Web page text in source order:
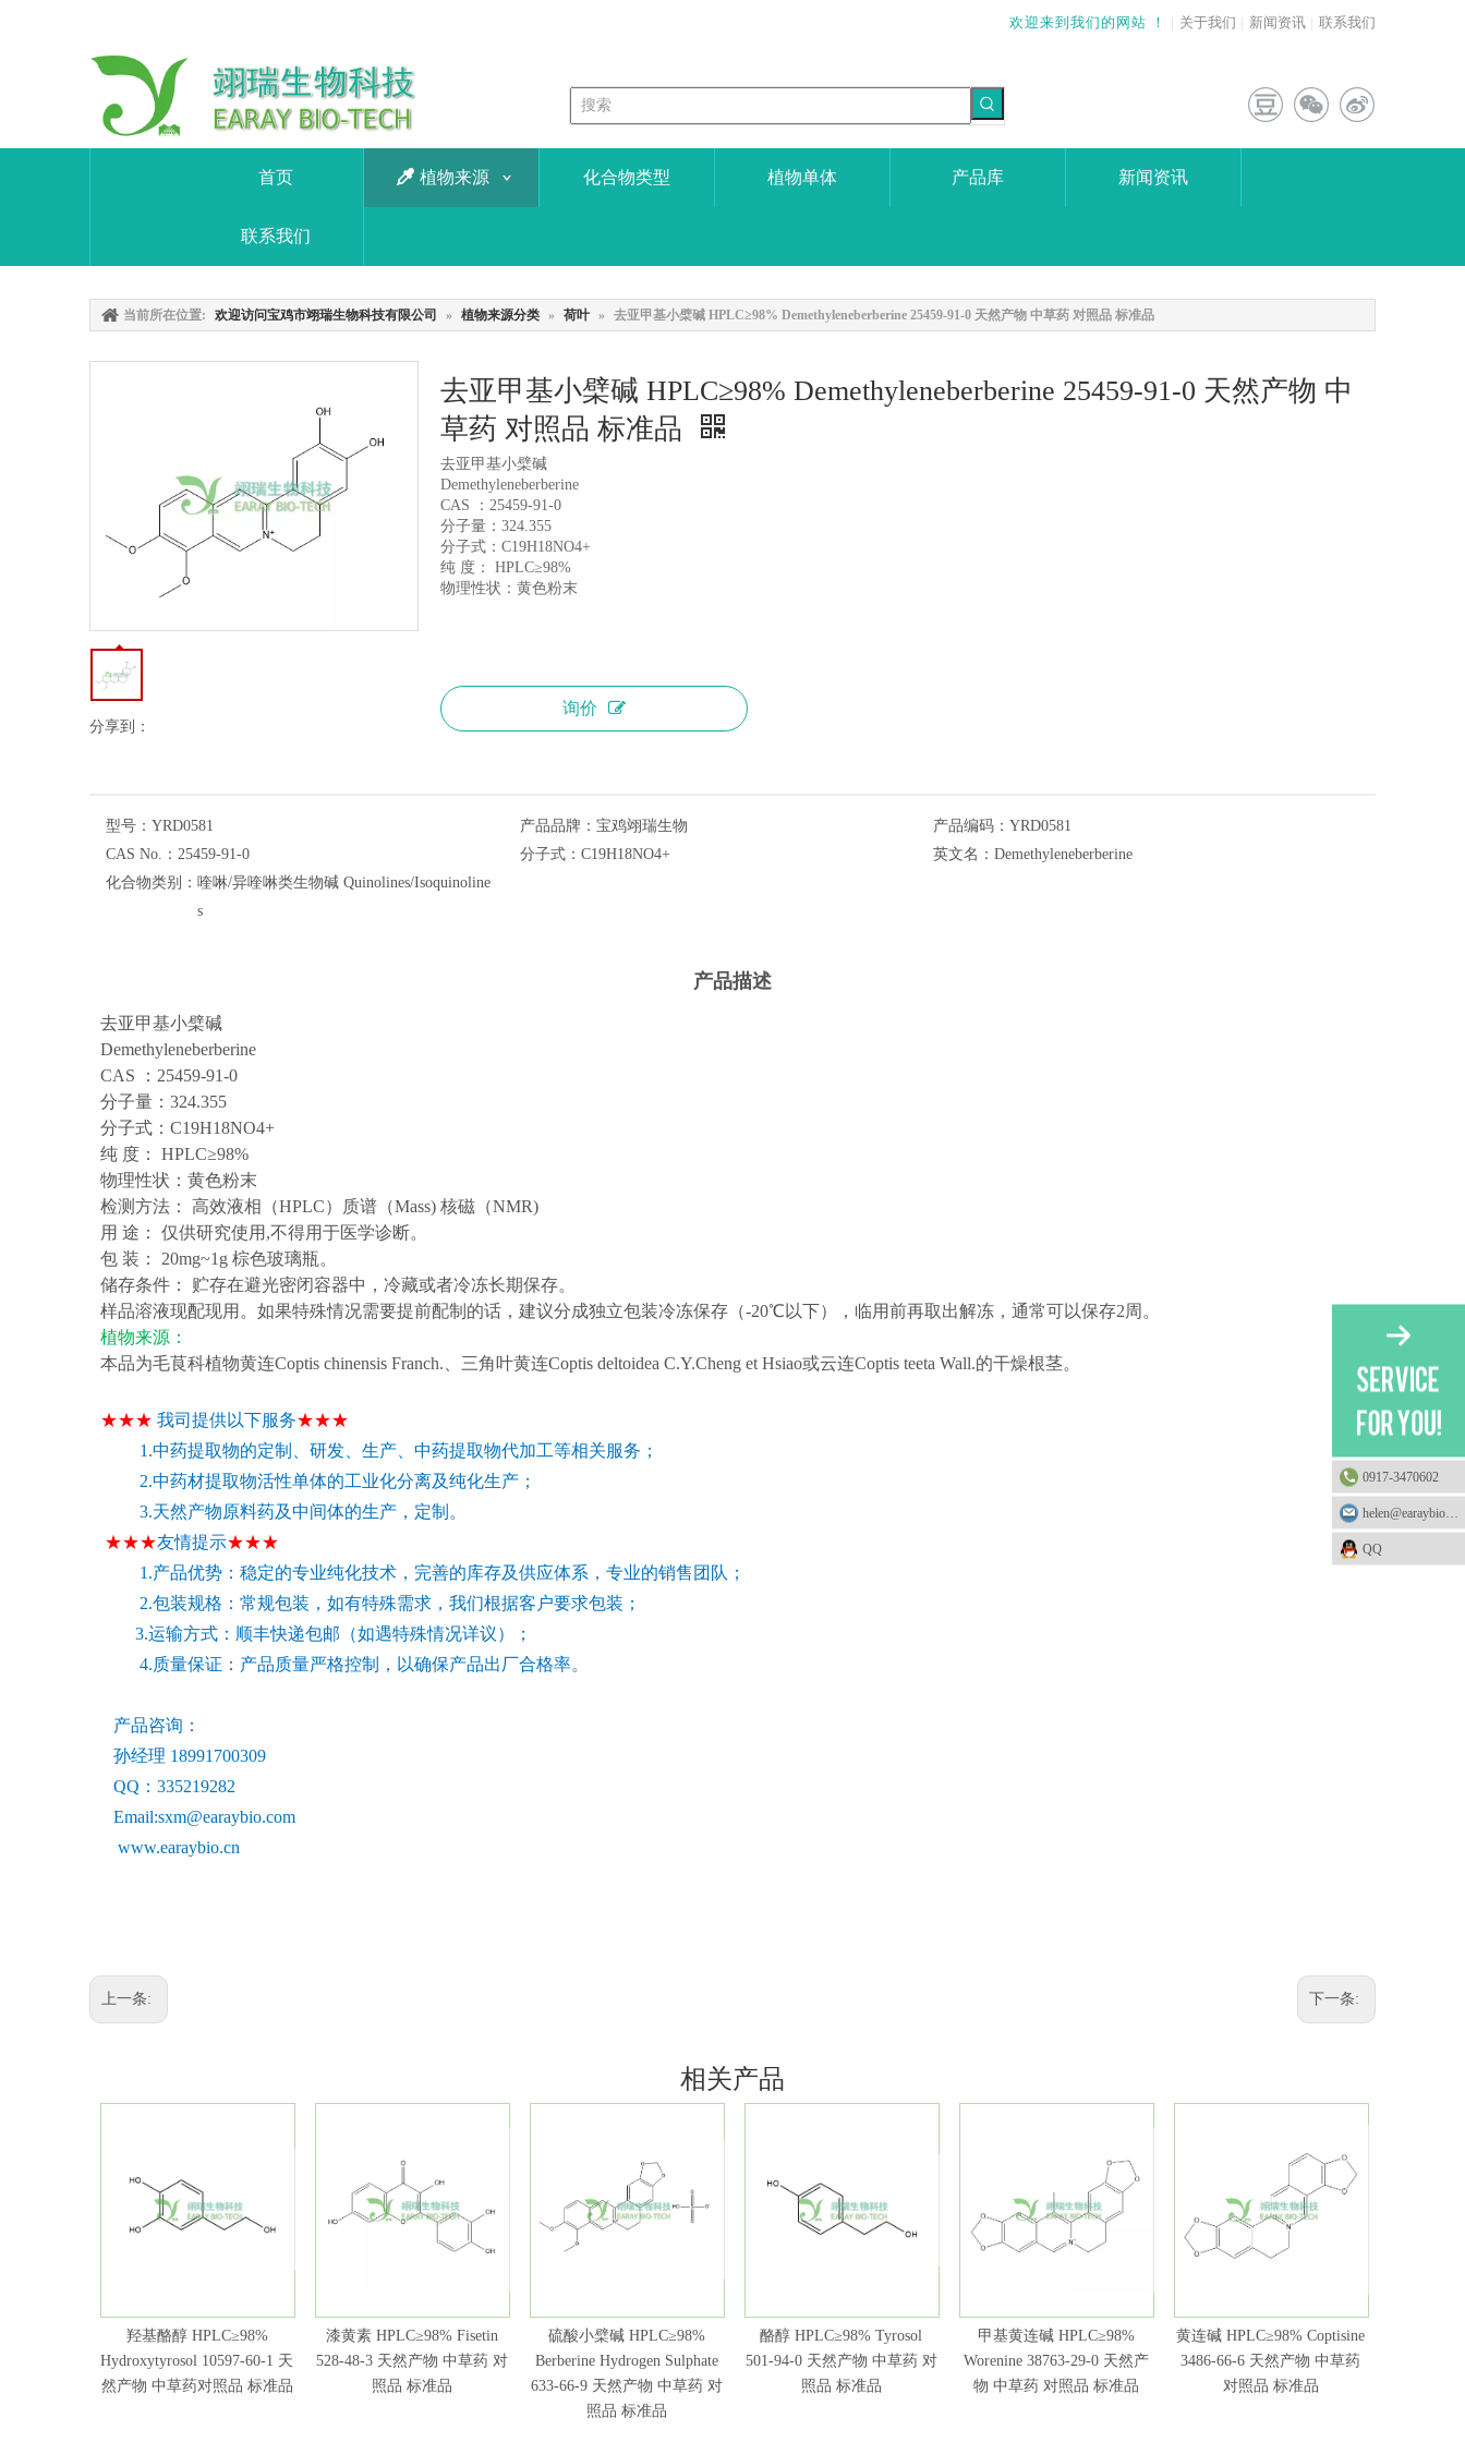
欢迎来到我们的网站 ！ | 关于我们 | 新闻资讯 | 联系我们
首页 植物来源 化合物类型 植物单体 产品库 新闻资讯
联系我们
当前所在位置: 欢迎访问宝鸡市翊瑞生物科技有限公司 » 植物来源分类 » 荷叶 » 去亚甲基小檗碱 HPLC≥98% Demethyleneberberine 25459-91-0 天然产物 中草药 对照品 标准品
分享到：
去亚甲基小檗碱 HPLC≥98% Demethyleneberberine 25459-91-0 天然产物 中
草药 对照品 标准品
去亚甲基小檗碱
Demethyleneberberine
CAS ：25459-91-0
分子量：324.355
分子式：C19H18NO4+
纯 度： HPLC≥98%
物理性状：黄色粉末
询价
型号： YRD0581 产品品牌： 宝鸡翊瑞生物 产品编码： YRD0581
CAS No.： 25459-91-0 分子式： C19H18NO4+ 英文名： Demethyleneberberine
化合物类别： 喹啉/异喹啉类生物碱 Quinolines/Isoquinoline
s
产品描述
去亚甲基小檗碱
Demethyleneberberine
CAS ：25459-91-0
分子量： 324.355
分子式： C19H18NO4+
纯 度： HPLC≥98%
物理性状： 黄色粉末
检测方法：
高效液相（HPLC）质谱（Mass) 核磁（NMR)
用 途： 仅供研究使用,不得用于医学诊断。
包 装： 20mg~1g 棕色玻璃瓶。
储存条件：
贮存在避光密闭容器中，冷藏或者冷冻长期保存。
样品溶液现配现用。如果特殊情况需要提前配制的话， 建议分成独立包装冷冻保存（-20℃以下），临用前再取出解冻，通常可以保存2周。
植物来源 ：
本品为毛茛科植物黄连Coptis chinensis Franch.、三角叶黄连Coptis deltoidea C.Y.Cheng et Hsiao或云连Coptis teeta Wall.的干燥根茎。
★★★ 我司提供以下服务★★★
1.中药提取物的定制、研发、生产、中药提取物代加工等相关服务；
2.中药材提取物活性单体的工业化分离及纯化生产；
3.天然产物原料药及中间体的生产，定制。
★★★友情提示★★★
1.产品优势：稳定的专业纯化技术，完善的库存及供应体系，专业的销售团队；
2.包装规格：常规包装，如有特殊需求，我们根据客户要求包装；
3.运输方式：顺丰快递包邮（如遇特殊情况详议）；
4.质量保证：产品质量严格控制，以确保产品出厂合格率。
产品咨询：
孙经理 18991700309
QQ：335219282
Email:sxm@earaybio.com
www.earaybio.cn
上一条: 下一条:
相关产品
羟基酪醇 HPLC≥98%
Hydroxytyrosol 10597-60-1 天
然产物 中草药对照品 标准品
漆黄素 HPLC≥98% Fisetin
528-48-3 天然产物 中草药 对
照品 标准品
硫酸小檗碱 HPLC≥98%
Berberine Hydrogen Sulphate
633-66-9 天然产物 中草药 对
照品 标准品
酪醇 HPLC≥98% Tyrosol
501-94-0 天然产物 中草药 对
照品 标准品
甲基黄连碱 HPLC≥98%
Worenine 38763-29-0 天然产
物 中草药 对照品 标准品
黄连碱 HPLC≥98% Coptisine
3486-66-6 天然产物 中草药
对照品 标准品
0917-3470602
QQ